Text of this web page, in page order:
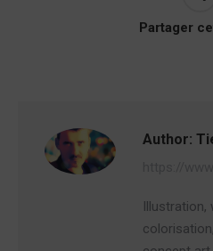
Partager
Author:
Illustration,